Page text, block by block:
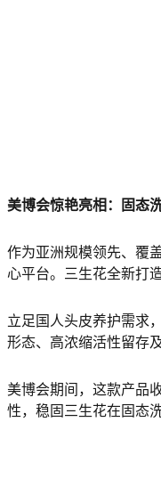
美博会惊艳亮相：固态
作为亚洲规模领先、覆
心平台。三生花全新打
立足国人头皮养护需求
形态、高浓缩活性留存
美博会期间，这款产品
性，稳固三生花在固态